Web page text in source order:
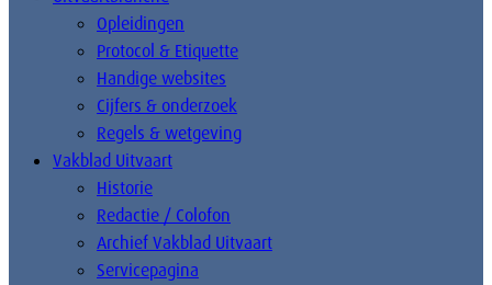
Opleidingen
Protocol & Etiquette
Handige websites
Cijfers & onderzoek
Regels & wetgeving
Vakblad Uitvaart
Historie
Redactie / Colofon
Archief Vakblad Uitvaart
Servicepagina